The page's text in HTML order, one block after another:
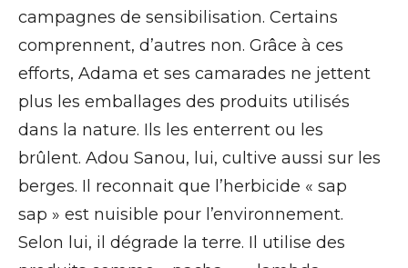
campagnes de sensibilisation. Certains
comprennent, d’autres non. Grâce à ces
efforts, Adama et ses camarades ne jettent
plus les emballages des produits utilisés
dans la nature. Ils les enterrent ou les
brûlent. Adou Sanou, lui, cultive aussi sur les
berges. Il reconnait que l’herbicide « sap
sap » est nuisible pour l’environnement.
Selon lui, il dégrade la terre. Il utilise des